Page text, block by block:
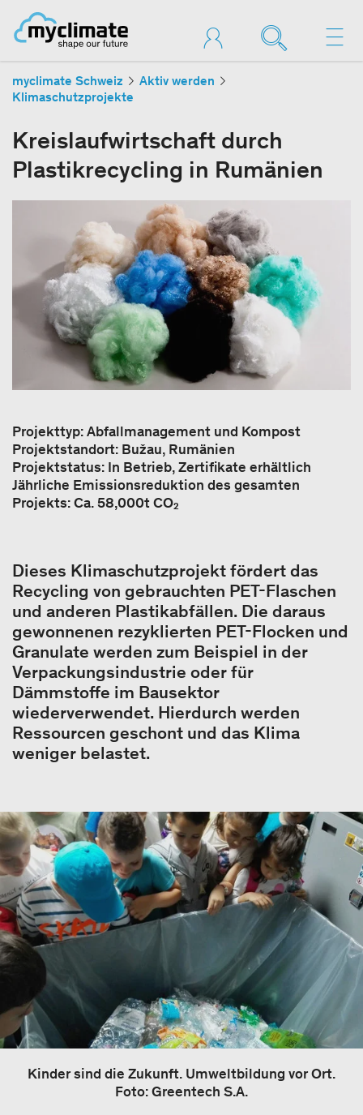
myclimate Schweiz
Aktiv werden
Klimaschutzprojekte
Kreislaufwirtschaft durch
Plastikrecycling in Rumänien
Projekttyp: Abfallmanagement und Kompost
Projektstandort: Bužau, Rumänien
Projektstatus: In Betrieb, Zertifikate erhältlich
Jährliche Emissionsreduktion des gesamten
Projekts: Ca. 58,000t CO₂
Dieses Klimaschutzprojekt fördert das
Recycling von gebrauchten PET-Flaschen
und anderen Plastikabfällen. Die daraus
gewonnenen rezyklierten PET-Flocken und
Granulate werden zum Beispiel in der
Verpackungsindustrie oder für
Dämmstoffe im Bausektor
wiederverwendet. Hierdurch werden
Ressourcen geschont und das Klima
weniger belastet.
Kinder sind die Zukunft. Umweltbildung vor Ort.
Foto: Greentech S.A.